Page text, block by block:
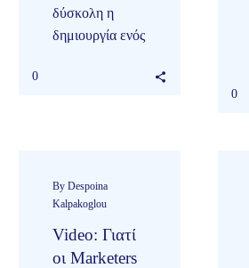
δύσκολη η
δημιουργία ενός
χώρος, ιδίως
αν…
0
0
By Despoina
Kalpakoglou
Video: Γιατί
οι Marketers